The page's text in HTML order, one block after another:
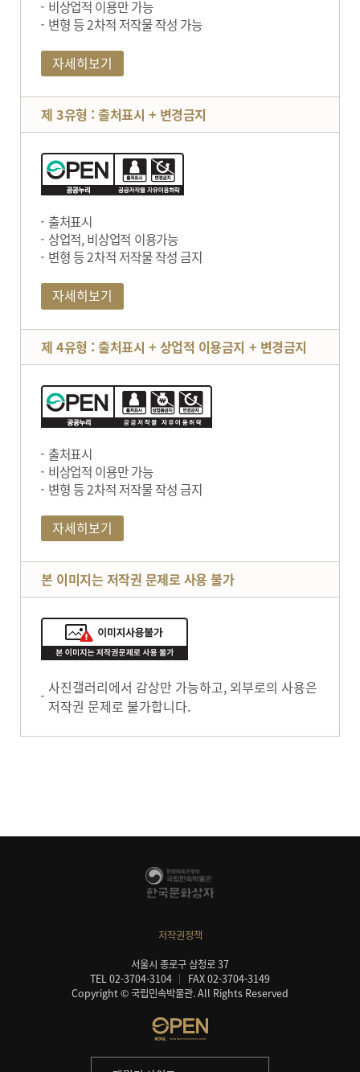
비상업적 이용만 가능
변형 등 2차적 저작물 작성 가능
자세히보기
제 3유형 : 출처표시 + 변경금지
출처표시
상업적, 비상업적 이용가능
변형 등 2차적 저작물 작성 금지
자세히보기
제 4유형 : 출처표시 + 상업적 이용금지 + 변경금지
출처표시
비상업적 이용만 가능
변형 등 2차적 저작물 작성 금지
자세히보기
본 이미지는 저작권 문제로 사용 불가
사진갤러리에서 감상만 가능하고, 외부로의 사용은
저작권 문제로 불가합니다.
저작권정책
서울시 종로구 삼청로 37
TEL 02-3704-3104
FAX 02-3704-3149
Copyright © 국립민속박물관. All Rights Reserved